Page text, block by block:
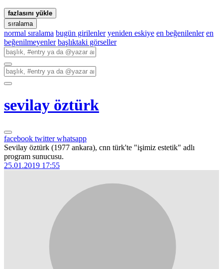
fazlasını yükle
sıralama
normal sıralama bugün girilenler yeniden eskiye en beğenilenler en
beğenilmeyenler başlıktaki görseller
sevilay öztürk
facebook twitterwhatsapp
Sevilay öztürk (1977 ankara), cnn türk'te "işimiz estetik" adlı
program sunucusu.
25.01.2019 17:55